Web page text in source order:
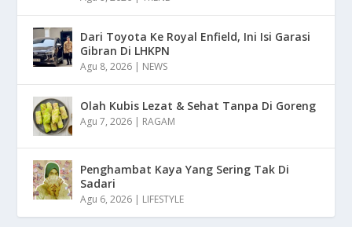
Dari Toyota Ke Royal Enfield, Ini Isi Garasi
Gibran Di LHKPN
Agu 8, 2026 | NEWS
Olah Kubis Lezat & Sehat Tanpa Di Goreng
Agu 7, 2026 | RAGAM
Penghambat Kaya Yang Sering Tak Di
Sadari
Agu 6, 2026 | LIFESTYLE